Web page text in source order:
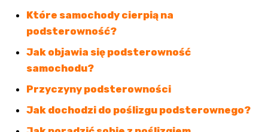
Które samochody cierpią na
podsterowność?
Jak objawia się podsterowność
samochodu?
Przyczyny podsterowności
Jak dochodzi do poślizgu podsterownego?